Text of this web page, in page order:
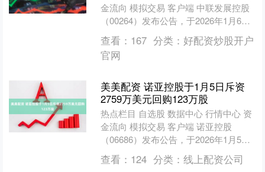
金流向 模拟交易 客户端 中联发展控股
（00264）发布公告，于2026年1月6
日，本公司与铂威有限公司（合作方）
订立一....
查看： 167 分类： 好配资炒股开户
官网
美美配资 诺亚控股于1月5日斥资
2759万美元回购123万股
热点栏目 自选股 数据中心 行情中心 资
金流向 模拟交易 客户端 诺亚控股
（06686）发布公告，于2026年1月5
日，该公司斥资27.59万美元回购12.3
万....
查看： 124 分类： 线上配资公司